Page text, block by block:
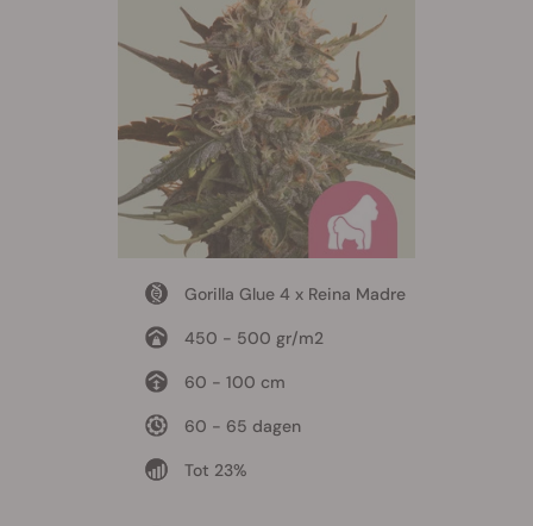
Gorilla Glue 4 x Reina Madre
450 - 500 gr/m2
60 - 100 cm
60 - 65 dagen
Tot 23%